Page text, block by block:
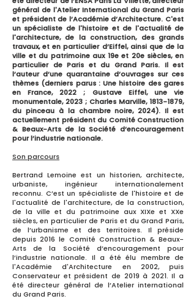
général de l'Atelier International du Grand Paris
et président de l’Académie d’Architecture. C'est
un spécialiste de l'histoire et de l'actualité de
l'architecture, de la construction, des grands
travaux, et en particulier d’Eiffel, ainsi que de la
ville et du patrimoine aux 19e et 20e siècles, en
particulier de Paris et du Grand Paris. Il est
l’auteur d’une quarantaine d’ouvrages sur ces
thèmes (derniers parus : Une histoire des gares
en France, 2022 ; Gustave Eiffel, une vie
monumentale, 2023 ; Charles Marville,1813-1879,
du pinceau à la chambre noire, 2024). Il est
actuellement président du Comité Construction
& Beaux-Arts de la Société d’encouragement
pour l’industrie nationale.
Son parcours
Bertrand Lemoine est un historien, architecte,
urbaniste, ingénieur internationalement
reconnu. C’est un spécialiste de l'histoire et de
l'actualité de l'architecture, de la construction,
de la ville et du patrimoine aux XIXe et XXe
siècles, en particulier de Paris et du Grand Paris,
de l’urbanisme et des territoires. Il préside
depuis 2016 le Comité Construction & Beaux-
Arts de la Société d’encouragement pour
l’industrie nationale. Il a été élu membre de
l'Académie d'Architecture en 2002, puis
Conservateur et président de 2019 à 2021. Il a
été directeur général de l’Atelier international
du Grand Paris.